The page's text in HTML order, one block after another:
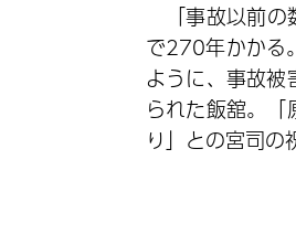
「事故以前
で270年かかる
ように、事故被
られた飯舘。
り」との宮司の